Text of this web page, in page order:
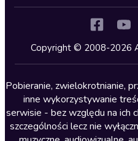
Kryminały
Lektury szkolne
Literatura anglojęzyczna
Literatura faktu
Literatura obyczajowa
Copyright © 2008-2026
Pobieranie, zwielokrotnianie,
inne wykorzystywanie
serwisie - bez względu na ich
szczególności lecz nie